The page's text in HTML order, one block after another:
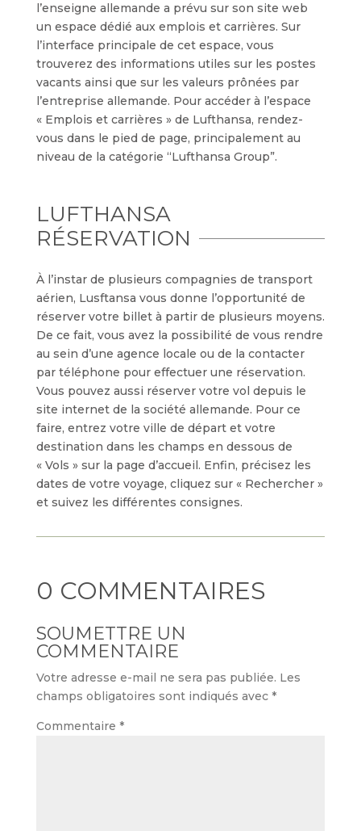
l’enseigne allemande a prévu sur son site web
un espace dédié aux emplois et carrières. Sur
l’interface principale de cet espace, vous
trouverez des informations utiles sur les postes
vacants ainsi que sur les valeurs prônées par
l’entreprise allemande. Pour accéder à l’espace
« Emplois et carrières » de Lufthansa, rendez-
vous dans le pied de page, principalement au
niveau de la catégorie “Lufthansa Group”.
LUFTHANSA
RÉSERVATION
À l’instar de plusieurs compagnies de transport
aérien, Lusftansa vous donne l’opportunité de
réserver votre billet à partir de plusieurs moyens.
De ce fait, vous avez la possibilité de vous rendre
au sein d’une agence locale ou de la contacter
par téléphone pour effectuer une réservation.
Vous pouvez aussi réserver votre vol depuis le
site internet de la société allemande. Pour ce
faire, entrez votre ville de départ et votre
destination dans les champs en dessous de
« Vols » sur la page d’accueil. Enfin, précisez les
dates de votre voyage, cliquez sur « Rechercher »
et suivez les différentes consignes.
0 COMMENTAIRES
SOUMETTRE UN
COMMENTAIRE
Votre adresse e-mail ne sera pas publiée. Les
champs obligatoires sont indiqués avec *
Commentaire *